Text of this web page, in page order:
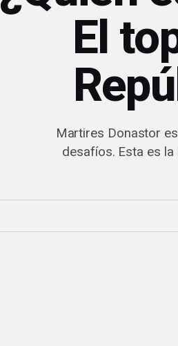
El
Martires Donastor
desafíos. Esta es